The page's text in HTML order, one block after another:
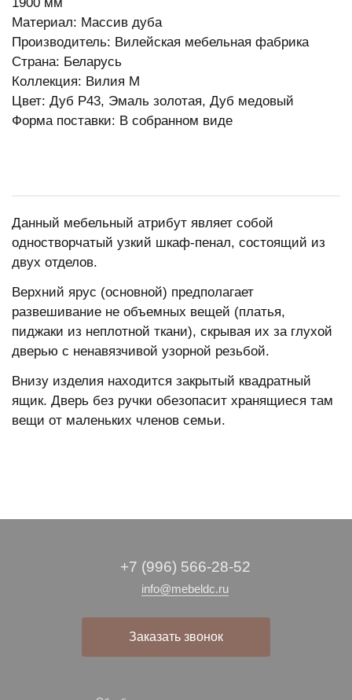
Материал: Массив дуба
Производитель: Вилейская мебельная фабрика
Страна: Беларусь
Коллекция: Вилия М
Цвет: Дуб Р43, Эмаль золотая, Дуб медовый
Форма поставки: В собранном виде
Данный мебельный атрибут являет собой
одностворчатый узкий шкаф-пенал, состоящий из
двух отделов.
Верхний ярус (основной) предполагает
развешивание не объемных вещей (платья,
пиджаки из неплотной ткани), скрывая их за глухой
дверью с ненавязчивой узорной резьбой.
Внизу изделия находится закрытый квадратный
ящик. Дверь без ручки обезопасит хранящиеся там
вещи от маленьких членов семьи.
+7 (996) 566-28-52
info@mebeldc.ru
Заказать звонок